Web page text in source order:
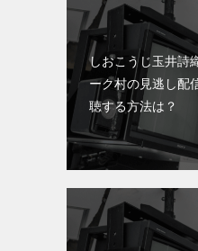
しおこうじ玉井詩
ーク村の見逃し配
聴する方法は？